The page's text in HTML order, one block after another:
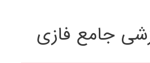
جامع فازی